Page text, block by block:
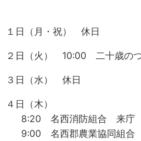
１日（月・祝） 休日
２日（火） 10:00 二十歳のつ
３日（水） 休日
４日（木）
8:20 名西消防組合 来庁
9:00 名西郡農業協同組合